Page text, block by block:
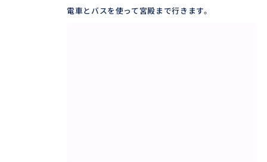
電車とバスを使って宮殿まで行きます。